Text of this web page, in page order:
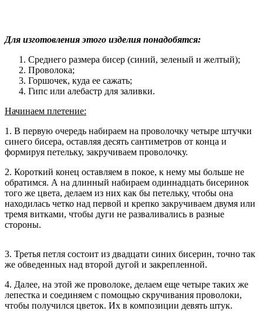
Для изготовления этого изделия понадобятся:
Среднего размера бисер (синий, зеленый и желтый);
Проволока;
Горшочек, куда ее сажать;
Гипс или алебастр для заливки.
Начинаем плетение:
1. В первую очередь набираем на проволочку четыре штучки
синего бисера, оставляя десять сантиметров от конца и
формируя петельку, закручиваем проволочку.
2. Короткий конец оставляем в покое, к нему мы больше не
обратимся. А на длинный набираем одиннадцать бисеринок
того же цвета, делаем из них как бы петельку, чтобы она
находилась четко над первой и крепко закручиваем двумя или
тремя витками, чтобы дуги не разваливались в разные
стороны.
3. Третья петля состоит из двадцати синих бисерин, точно так
же обведенных над второй дугой и закрепленной.
4. Далее, на этой же проволоке, делаем еще четыре таких же
лепестка и соединяем с помощью скручивания проволоки,
чтобы получился цветок. Их в композиции девять штук.